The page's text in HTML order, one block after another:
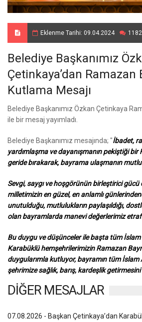
Eklenme Tarihi: 09.04.2024
Belediye Başkanımız
Çetinkaya’dan Ramazan
Kutlama Mesajı
Belediye Başkanımız Özkan Çetinkaya
ile bir mesaj yayımladı.
Belediye Başkanımız mesajında; "İbadet,
yardımlaşma ve dayanışmanın pekiştiği bir
geride bırakarak, bayrama ulaşmanın
Sevgi, saygı ve hoşgörünün birleştirici
milletimizin en güzel, en anlamlı
unutulduğu, mutlulukların paylaşıldığı,
olan bayramlarda manevi değerlerimiz
Bu duygu ve düşünceler ile başta tüm
Karabüklü hemşehrilerimizin Ramazan
duygularımla kutluyor, bayramın tüm İslam
şehrimize sağlık, barış, kardeşlik
DİĞER MESAJLAR
07.08.2026 - Başkan Çetinkaya’dan